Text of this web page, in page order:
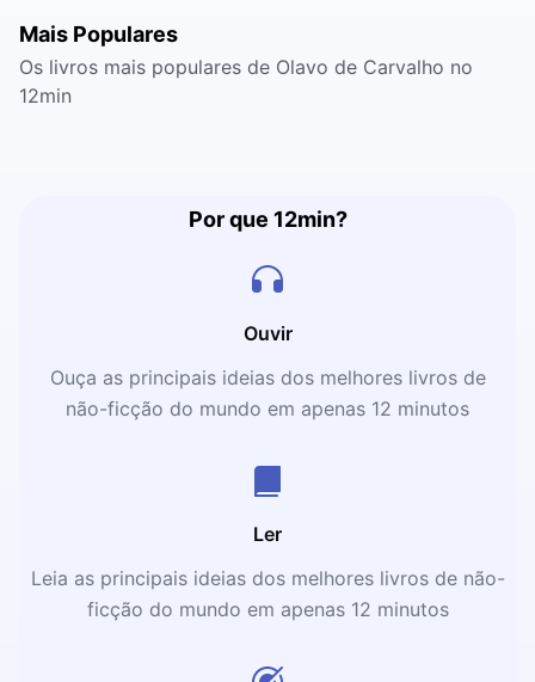
Mais Populares
Os livros mais populares de Olavo de Carvalho no
12min
Por que 12min?
Ouvir
Ouça as principais ideias dos melhores livros de
não-ficção do mundo em apenas 12 minutos
Ler
Leia as principais ideias dos melhores livros de não-
ficção do mundo em apenas 12 minutos